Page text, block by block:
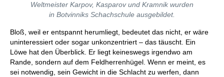
Weltmeister Karpov, Kasparov und Kramnik wurden
in Botvinniks Schachschule ausgebildet.
Bloß, weil er entspannt herumliegt, bedeutet das nicht, er wäre
uninteressiert oder sogar unkonzentriert – das täuscht. Ein
Löwe hat den Überblick. Er liegt keineswegs irgendwo am
Rande, sondern auf dem Feldherrenhügel. Wenn er meint, es
sei notwendig, sein Gewicht in die Schlacht zu werfen, dann